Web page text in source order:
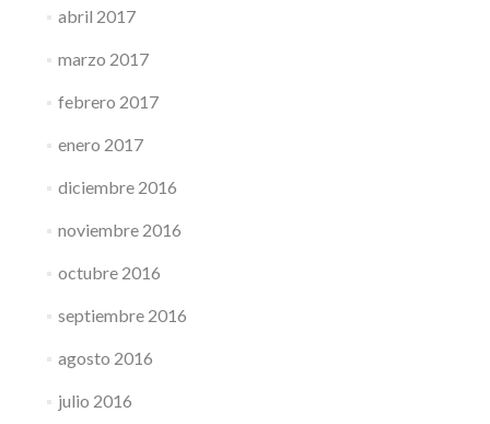
abril 2017
marzo 2017
febrero 2017
enero 2017
diciembre 2016
noviembre 2016
octubre 2016
septiembre 2016
agosto 2016
julio 2016